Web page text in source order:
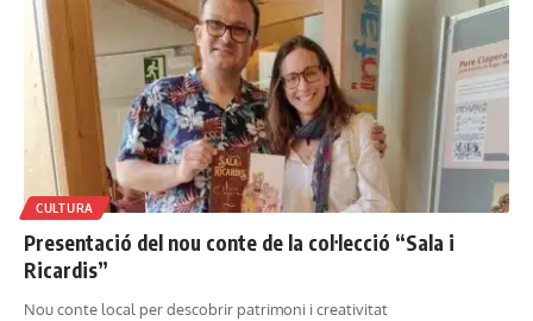
CULTURA
Presentació del nou conte de la col·lecció “Sala i
Ricardis”
Nou conte local per descobrir patrimoni i creativitat